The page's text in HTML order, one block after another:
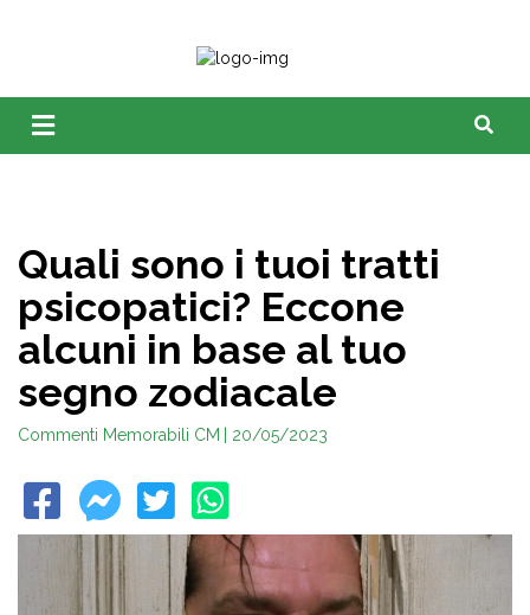
Quali sono i tuoi tratti
psicopatici? Eccone
alcuni in base al tuo
segno zodiacale
Commenti Memorabili CM | 20/05/2023